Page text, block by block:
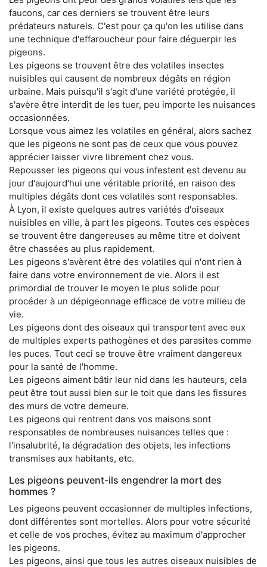
faucons, car ces derniers se trouvent être leurs
prédateurs naturels. C'est pour ça qu'on les utilise dans
une technique d'effaroucheur pour faire déguerpir les
pigeons.
Les pigeons se trouvent être des volatiles insectes
nuisibles qui causent de nombreux dégâts en région
urbaine. Mais puisqu'il s'agit d'une variété protégée, il
s'avère être interdit de les tuer, peu importe les nuisances
occasionnées.
Lorsque vous aimez les volatiles en général, alors sachez
que les pigeons ne sont pas de ceux que vous pouvez
apprécier laisser vivre librement chez vous.
Repousser les pigeons qui vous infestent est devenu au
jour d'aujourd'hui une véritable priorité, en raison des
multiples dégâts dont ces volatiles sont responsables.
À Lyon, il existe quelques autres variétés d'oiseaux
nuisibles en ville, à part les pigeons. Toutes ces espèces
se trouvent être dangereuses au même titre et doivent
être chassées au plus rapidement.
Les pigeons s'avèrent être des volatiles qui n'ont rien à
faire dans votre environnement de vie. Alors il est
primordial de trouver le moyen le plus solide pour
procéder à un dépigeonnage efficace de votre milieu de
vie.
Les pigeons dont des oiseaux qui transportent avec eux
de multiples experts pathogènes et des parasites comme
les puces. Tout ceci se trouve être vraiment dangereux
pour la santé de l'homme.
Les pigeons aiment bâtir leur nid dans les hauteurs, cela
peut être tout aussi bien sur le toit que dans les fissures
des murs de votre demeure.
Les pigeons qui rentrent dans vos maisons sont
responsables de nombreuses nuisances telles que :
l'insalubrité, la dégradation des objets, les infections
transmises aux habitants, etc.
Les pigeons peuvent-ils engendrer la mort des
hommes ?
Les pigeons peuvent occasionner de multiples infections,
dont différentes sont mortelles. Alors pour votre sécurité
et celle de vos proches, évitez au maximum d'approcher
les pigeons.
Les pigeons, ainsi que tous les autres oiseaux nuisibles de